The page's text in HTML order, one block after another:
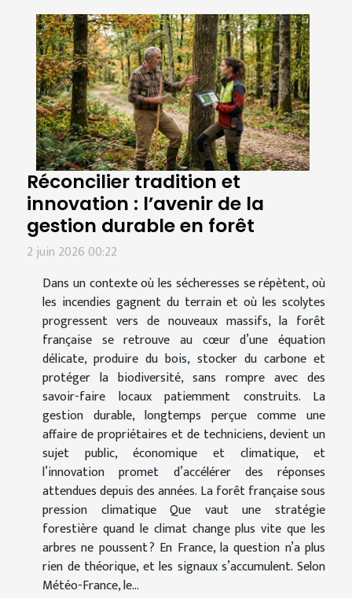
Réconcilier tradition et
innovation : l’avenir de la
gestion durable en forêt
2 juin 2026 00:22
Dans un contexte où les sécheresses se répètent, où
les incendies gagnent du terrain et où les scolytes
progressent vers de nouveaux massifs, la forêt
française se retrouve au cœur d’une équation
délicate, produire du bois, stocker du carbone et
protéger la biodiversité, sans rompre avec des
savoir-faire locaux patiemment construits. La
gestion durable, longtemps perçue comme une
affaire de propriétaires et de techniciens, devient un
sujet public, économique et climatique, et
l’innovation promet d’accélérer des réponses
attendues depuis des années. La forêt française sous
pression climatique Que vaut une stratégie
forestière quand le climat change plus vite que les
arbres ne poussent ? En France, la question n’a plus
rien de théorique, et les signaux s’accumulent. Selon
Météo-France, le...